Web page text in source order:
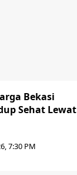
Bekasi
Sehat Lewat
7:30 PM